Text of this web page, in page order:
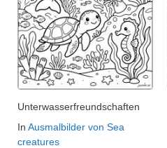
Unterwasserfreundschaften
In Ausmalbilder von Sea
creatures